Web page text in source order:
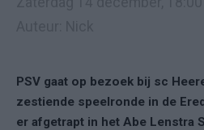
PSV gaat op bezoek bij sc
zestiende speelronde in de
er afgetrapt in het Abe Lenstra